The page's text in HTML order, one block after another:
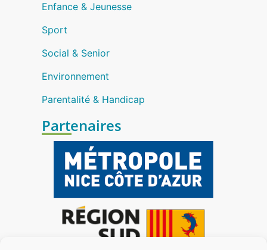
Enfance & Jeunesse
Sport
Social & Senior
Environnement
Parentalité & Handicap
Partenaires